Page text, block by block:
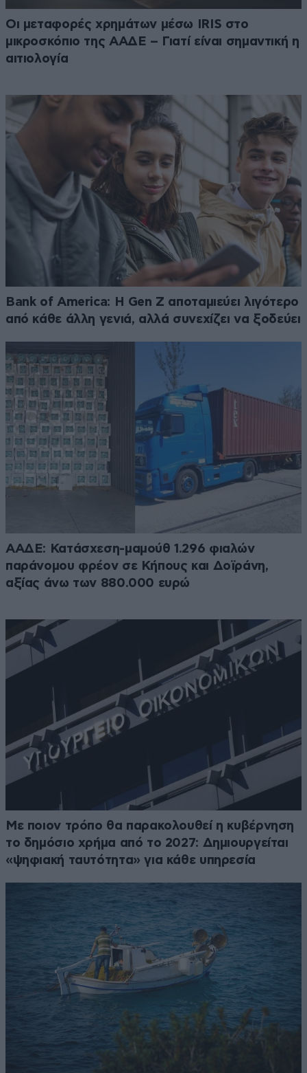
Οι μεταφορές χρημάτων μέσω IRIS στο
μικροσκόπιο της ΑΑΔΕ – Γιατί είναι σημαντική η
αιτιολογία
Bank of America: Η Gen Z αποταμιεύει λιγότερο
από κάθε άλλη γενιά, αλλά συνεχίζει να ξοδεύει
ΑΑΔΕ: Κατάσχεση-μαμούθ 1.296 φιαλών
παράνομου φρέον σε Κήπους και Δοϊράνη,
αξίας άνω των 880.000 ευρώ
Με ποιον τρόπο θα παρακολουθεί η κυβέρνηση
το δημόσιο χρήμα από το 2027: Δημιουργείται
«ψηφιακή ταυτότητα» για κάθε υπηρεσία